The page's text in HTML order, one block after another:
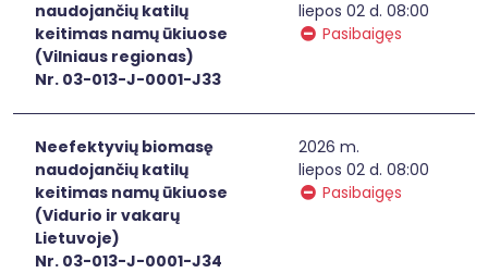
naudojančių katilų
keitimas namų ūkiuose
(Vilniaus regionas)
Nr. 03-013-J-0001-J33
liepos 02 d. 08:00
Pasibaigęs
Neefektyvių biomasę
naudojančių katilų
keitimas namų ūkiuose
(Vidurio ir vakarų
Lietuvoje)
Nr. 03-013-J-0001-J34
2026 m.
liepos 02 d. 08:00
Pasibaigęs